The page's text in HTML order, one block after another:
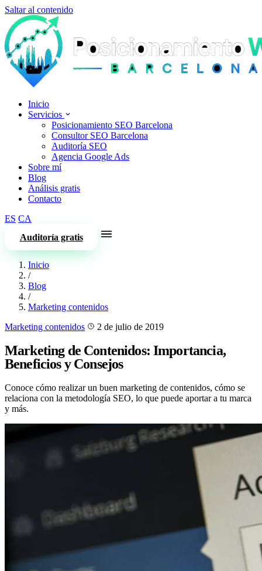
Saltar al contenido
Inicio
Servicios
Posicionamiento SEO Barcelona
Consultor SEO Barcelona
Auditoría SEO
Agencia Google Ads
Sobre mí
Blog
Análisis gratis
Contacto
ES CA
Auditoría gratis
Inicio
/
Blog
/
Marketing contenidos
Marketing contenidos
2 de julio de 2019
Marketing de Contenidos: Importancia,
Beneficios y Consejos
Conoce cómo realizar un buen marketing de contenidos, cómo se
relaciona con la metodología SEO, lo que puede aportar a tu marca
y más.